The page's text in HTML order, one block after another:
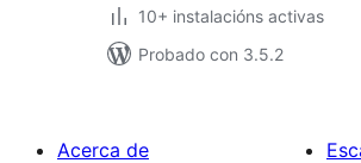
10+ instalacións activas
Probado con 3.5.2
Acerca de